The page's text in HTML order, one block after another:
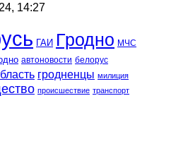
14:27
ГАИ Гродно МЧС
автоновости белорус
гродненцы милиция
происшествие транспорт